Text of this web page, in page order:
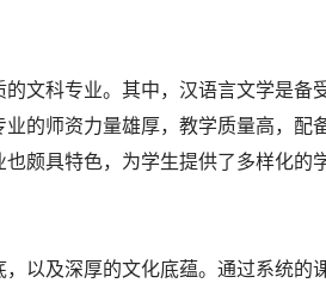
文科专业。其中，汉语言文学是备
的师资力量雄厚，教学质量高，配
颇具特色，为学生提供了多样化的
以及深厚的文化底蕴。通过系统的